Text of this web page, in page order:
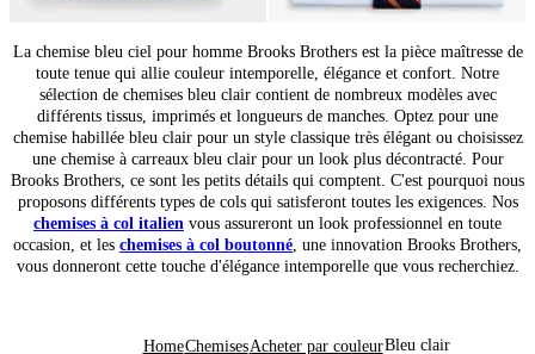
La chemise bleu ciel pour homme Brooks Brothers est la pièce maîtresse de
toute tenue qui allie couleur intemporelle, élégance et confort. Notre
sélection de chemises bleu clair contient de nombreux modèles avec
différents tissus, imprimés et longueurs de manches. Optez pour une
chemise habillée bleu clair pour un style classique très élégant ou choisissez
une chemise à carreaux bleu clair pour un look plus décontracté. Pour
Brooks Brothers, ce sont les petits détails qui comptent. C'est pourquoi nous
proposons différents types de cols qui satisferont toutes les exigences. Nos
chemises à col italien vous assureront un look professionnel en toute
occasion, et les chemises à col boutonné, une innovation Brooks Brothers,
vous donneront cette touche d'élégance intemporelle que vous recherchiez.
HomeChemisesAcheter par couleurBleu clair